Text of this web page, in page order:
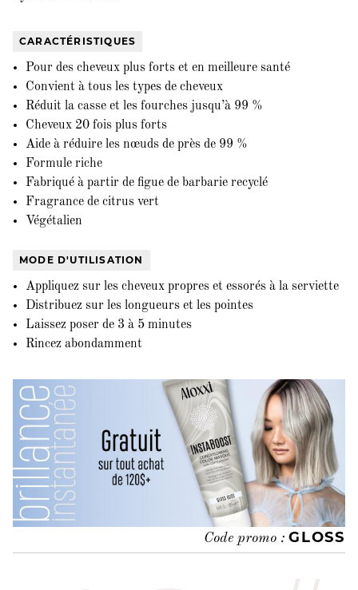
CARACTÉRISTIQUES
Pour des cheveux plus forts et en meilleure santé
Convient à tous les types de cheveux
Réduit la casse et les fourches jusqu’à 99 %
Cheveux 20 fois plus forts
Aide à réduire les nœuds de près de 99 %
Formule riche
Fabriqué à partir de figue de barbarie recyclé
Fragrance de citrus vert
Végétalien
MODE D'UTILISATION
Appliquez sur les cheveux propres et essorés à la serviette
Distribuez sur les longueurs et les pointes
Laissez poser de 3 à 5 minutes
Rincez abondamment
Code promo : GLOSS